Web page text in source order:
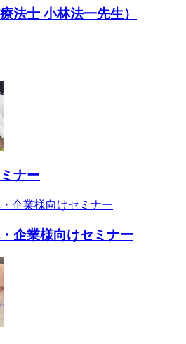
法士 小林法一先生）
ナー
企業様向けセミナー